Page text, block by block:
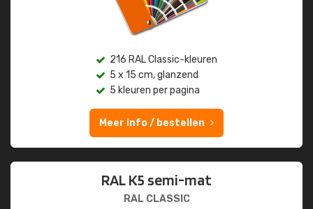
216 RAL Classic-kleuren
5 x 15 cm, glanzend
5 kleuren per pagina
Meer info / bestellen
RAL K5 semi-mat
RAL CLASSIC